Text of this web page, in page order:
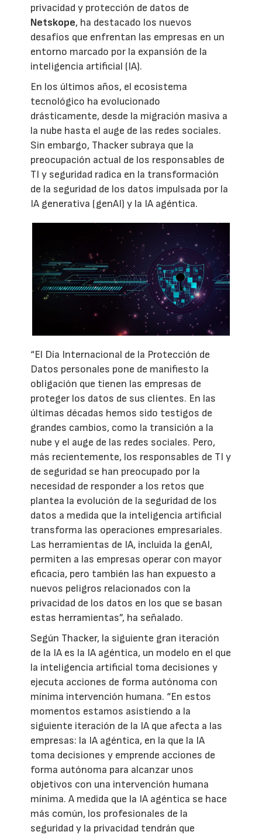
privacidad y protección de datos de
Netskope, ha destacado los nuevos
desafíos que enfrentan las empresas en un
entorno marcado por la expansión de la
inteligencia artificial (IA).
En los últimos años, el ecosistema
tecnológico ha evolucionado
drásticamente, desde la migración masiva a
la nube hasta el auge de las redes sociales.
Sin embargo, Thacker subraya que la
preocupación actual de los responsables de
TI y seguridad radica en la transformación
de la seguridad de los datos impulsada por la
IA generativa (genAI) y la IA agéntica.
“El Día Internacional de la Protección de
Datos personales pone de manifiesto la
obligación que tienen las empresas de
proteger los datos de sus clientes. En las
últimas décadas hemos sido testigos de
grandes cambios, como la transición a la
nube y el auge de las redes sociales. Pero,
más recientemente, los responsables de TI y
de seguridad se han preocupado por la
necesidad de responder a los retos que
plantea la evolución de la seguridad de los
datos a medida que la inteligencia artificial
transforma las operaciones empresariales.
Las herramientas de IA, incluida la genAI,
permiten a las empresas operar con mayor
eficacia, pero también las han expuesto a
nuevos peligros relacionados con la
privacidad de los datos en los que se basan
estas herramientas”, ha señalado.
Según Thacker, la siguiente gran iteración
de la IA es la IA agéntica, un modelo en el que
la inteligencia artificial toma decisiones y
ejecuta acciones de forma autónoma con
mínima intervención humana. “En estos
momentos estamos asistiendo a la
siguiente iteración de la IA que afecta a las
empresas: la IA agéntica, en la que la IA
toma decisiones y emprende acciones de
forma autónoma para alcanzar unos
objetivos con una intervención humana
mínima. A medida que la IA agéntica se hace
más común, los profesionales de la
seguridad y la privacidad tendrán que